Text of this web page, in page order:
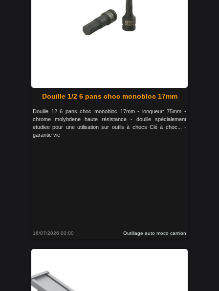
Douille 1/2 6 pans choc monobloc 17mm
Douille 12 6 pans choc monobloc 17mm - longueur: 75mm -
chrome molybdene haute résistance - douille spécialement
etudiee pour une utilisation sur outils à chocs Clé à choc... -
garantie vie
16/07/2026 00:00 Outillage auto moco camion